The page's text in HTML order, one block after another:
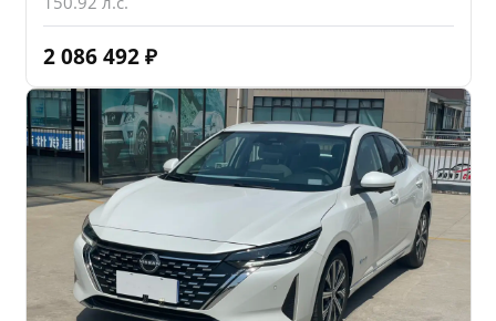
2 086 492 ₽